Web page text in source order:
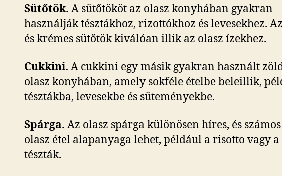
Sütőtök. A sütőtököt az olasz konyhában gyakran
használják tésztákhoz, rizottókhoz és levesekhez.
és krémes sütőtök kiválóan illik az olasz ízekhez.
Cukkini. A cukkini egy másik gyakran használt
olasz konyhában, amely sokféle ételbe beleillik,
tésztákba, levesekbe és süteményekbe.
Spárga. Az olasz spárga különösen híres, és
olasz étel alapanyaga lehet, például a risotto vagy a
tészták.